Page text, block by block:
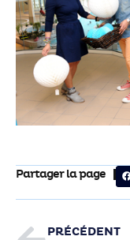
Partager la page
PRÉCÉDENT